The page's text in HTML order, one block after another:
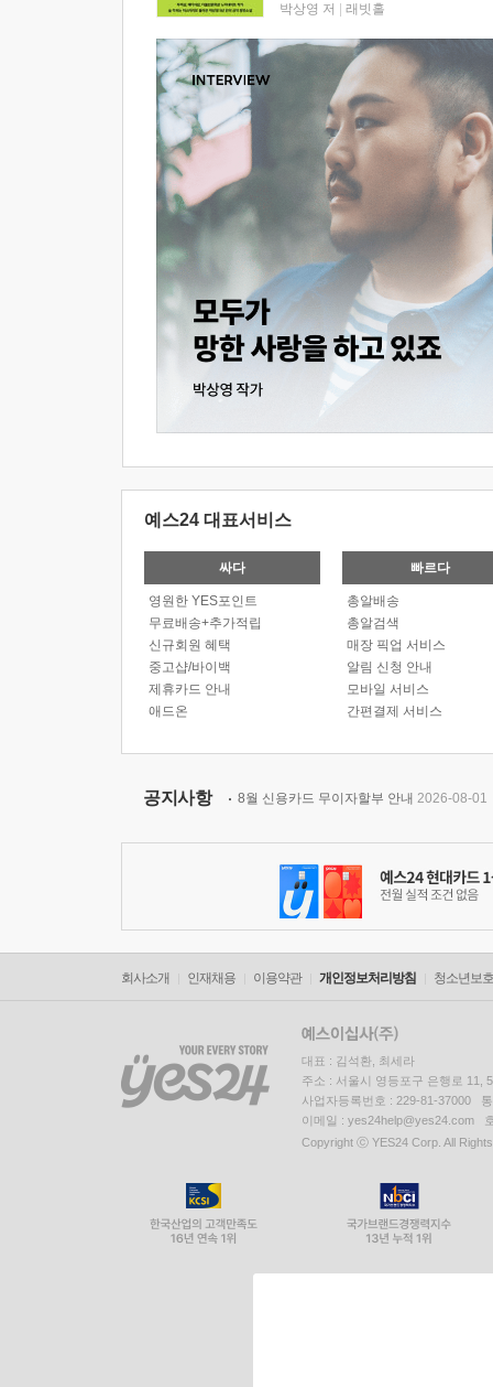
박상영 저 래빗홀
예스24 대표서비스
싸다
영원한 YES포인트
무료배송+추가적립
신규회원 혜택
중고샵/바이백
제휴카드 안내
애드온
빠르다
총알배송
총알검색
매장 픽업 서비스
알림 신청 안내
모바일 서비스
간편결제 서비스
공지사항 8월 신용카드 무이자할부 안내 2026-08-01
회사소개 인재채용 이용약관 개인정보처리방침 청소년보
대표 : 김석환, 최세라
주소 : 서울시 영등포구 은행로 11,
사업자등록번호 : 229-81-37000
이메일 : yes24help@yes24.com
Copyright ⓒ YES24 Corp. All